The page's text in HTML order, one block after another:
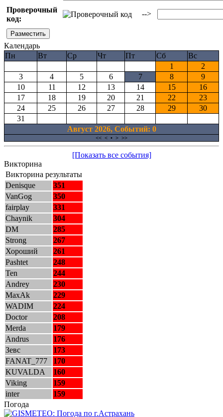
Проверочный
код:
-->
Календарь
Пн
Вт Ср Чт Пт Сб
Вс
1
2
3
4 5 6 7 8
9
10
11 12 13 14 15
16
17
18 19 20 21 22
23
24
25 26 27 28 29
30
31
Август 2026, Cобытий: 0
<< < • > >>
[Показать все события]
Викторина
Викторина результаты
Denisque
351
VanGog
350
fairplay
331
Chaynik
304
DM
285
Strong
267
Хороший
261
Pashtet
248
Ten
244
Andrey
230
MaxAk
229
WADIM
224
Doctor
208
Merda
179
Andrus
176
Зевс
173
FANAT_777
170
KUVALDA
160
Viking
159
inter
159
Погода